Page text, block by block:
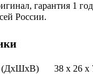
гарантия 1
России.
(ДхШхВ)
38 x 26 x